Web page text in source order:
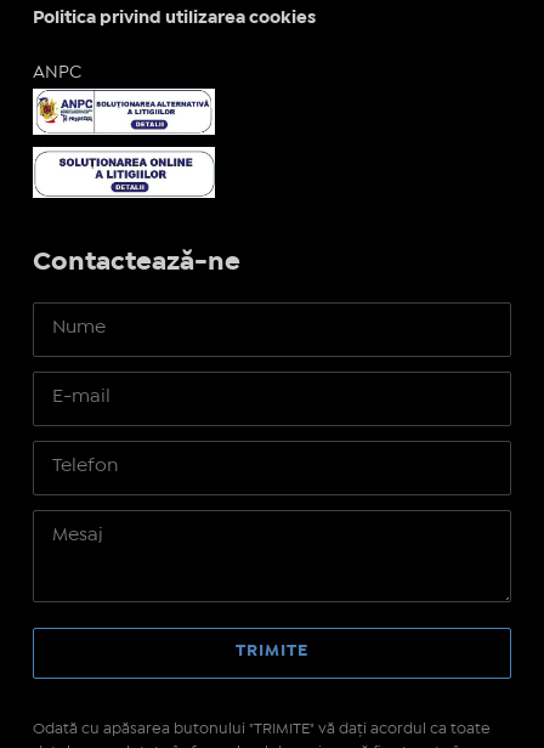
Politica privind utilizarea cookies
ANPC
Contactează-ne
Odată cu apăsarea butonului "TRIMITE" vă daţi acordul ca toate